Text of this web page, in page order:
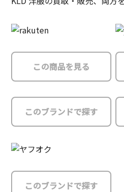
この商品を見る
このブランドで探す
このブランドで探す